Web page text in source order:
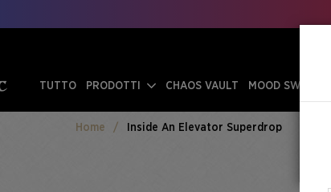
TUTTO PRODOTTI CHAOS VAULT MOOD SWINGS
Home Inside An Elevator Superdrop